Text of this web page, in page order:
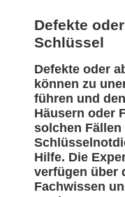
Defekte
Schlüssel
Defekte oder
können zu
führen und
Häusern oder
solchen Fällen
Hilfe. Die
verfügen über
Fachwissen